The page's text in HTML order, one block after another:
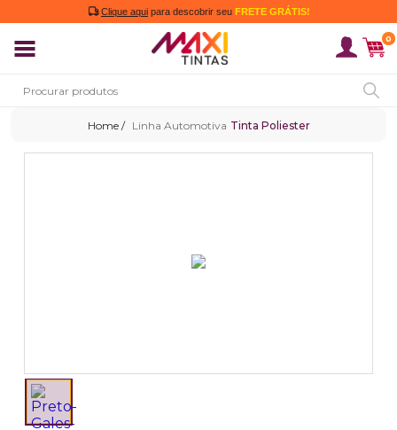
Clique aqui para descobrir seu FRETE GRÁTIS!
0
Linha Automotiva Tinta Poliester